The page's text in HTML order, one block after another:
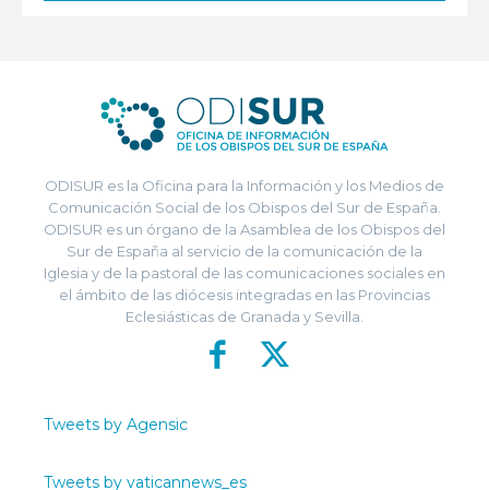
ODISUR es la Oficina para la Información y los Medios de
Comunicación Social de los Obispos del Sur de España.
ODISUR es un órgano de la Asamblea de los Obispos del
Sur de España al servicio de la comunicación de la
Iglesia y de la pastoral de las comunicaciones sociales en
el ámbito de las diócesis integradas en las Provincias
Eclesiásticas de Granada y Sevilla.
Tweets by Agensic
Tweets by vaticannews_es